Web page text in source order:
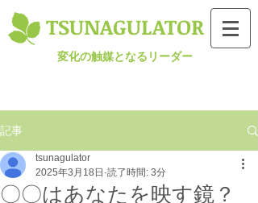
TSUNAGULATOR​
変化の触媒となるリーダー
記事
〇〇はあなたを映す鏡？
tsunagulator
2025年3月18日 読了時間: 3分